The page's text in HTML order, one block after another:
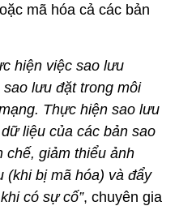
mã hóa cả các bản
hiện việc sao lưu
sao lưu đặt trong môi
Thực hiện sao lưu
liệu của các bản sao
chế, giảm thiểu ảnh
(khi bị mã hóa) và đẩy
có sự cố”, chuyên gia